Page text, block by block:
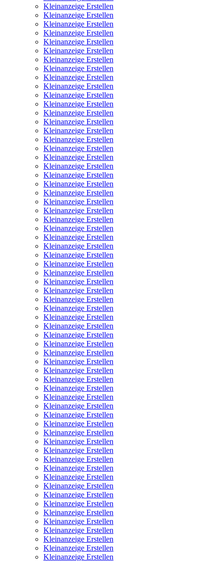
Kleinanzeige Erstellen
Kleinanzeige Erstellen
Kleinanzeige Erstellen
Kleinanzeige Erstellen
Kleinanzeige Erstellen
Kleinanzeige Erstellen
Kleinanzeige Erstellen
Kleinanzeige Erstellen
Kleinanzeige Erstellen
Kleinanzeige Erstellen
Kleinanzeige Erstellen
Kleinanzeige Erstellen
Kleinanzeige Erstellen
Kleinanzeige Erstellen
Kleinanzeige Erstellen
Kleinanzeige Erstellen
Kleinanzeige Erstellen
Kleinanzeige Erstellen
Kleinanzeige Erstellen
Kleinanzeige Erstellen
Kleinanzeige Erstellen
Kleinanzeige Erstellen
Kleinanzeige Erstellen
Kleinanzeige Erstellen
Kleinanzeige Erstellen
Kleinanzeige Erstellen
Kleinanzeige Erstellen
Kleinanzeige Erstellen
Kleinanzeige Erstellen
Kleinanzeige Erstellen
Kleinanzeige Erstellen
Kleinanzeige Erstellen
Kleinanzeige Erstellen
Kleinanzeige Erstellen
Kleinanzeige Erstellen
Kleinanzeige Erstellen
Kleinanzeige Erstellen
Kleinanzeige Erstellen
Kleinanzeige Erstellen
Kleinanzeige Erstellen
Kleinanzeige Erstellen
Kleinanzeige Erstellen
Kleinanzeige Erstellen
Kleinanzeige Erstellen
Kleinanzeige Erstellen
Kleinanzeige Erstellen
Kleinanzeige Erstellen
Kleinanzeige Erstellen
Kleinanzeige Erstellen
Kleinanzeige Erstellen
Kleinanzeige Erstellen
Kleinanzeige Erstellen
Kleinanzeige Erstellen
Kleinanzeige Erstellen
Kleinanzeige Erstellen
Kleinanzeige Erstellen
Kleinanzeige Erstellen
Kleinanzeige Erstellen
Kleinanzeige Erstellen
Kleinanzeige Erstellen
Kleinanzeige Erstellen
Kleinanzeige Erstellen
Kleinanzeige Erstellen